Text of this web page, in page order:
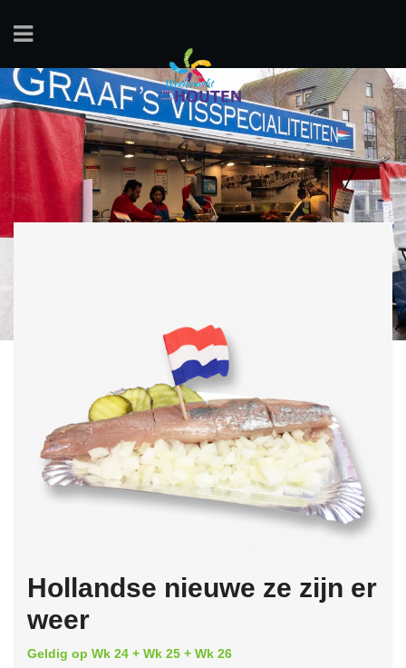
Hollandse nieuwe ze zijn er
weer
Geldig op Wk 24 + Wk 25 + Wk 26